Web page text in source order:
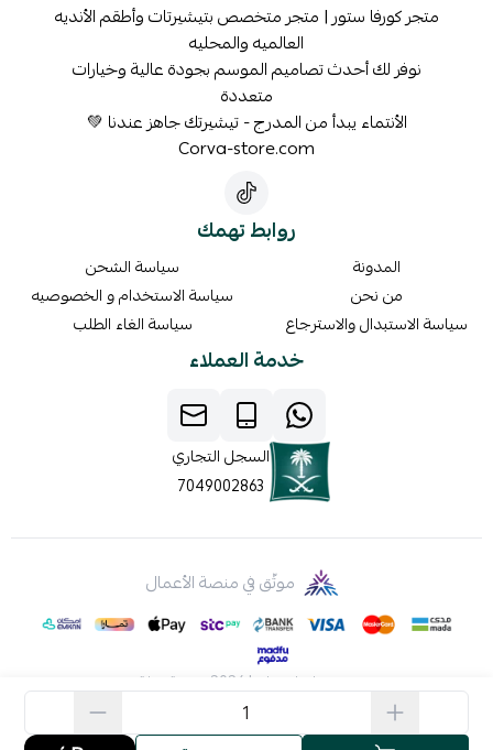
متجر كورفا ستور | متجر متخصص بتيشيرتات وأطقم الأنديه
العالميه والمحليه
نوفر لك أحدث تصاميم الموسم بجودة عالية وخيارات
متعددة
الأنتماء يبدأ من المدرج - تيشيرتك جاهز عندنا 💚
Corva-store.com
روابط تهمك
المدونة
من نحن
سياسة الاستبدال والاسترجاع
سياسة الشحن
سياسة الاستخدام و الخصوصيه
سياسة الغاء الطلب
خدمة العملاء
السجل التجاري
7049002863
موثّق في منصة الأعمال
صنع بإتقان على | 2026 منصة سلة